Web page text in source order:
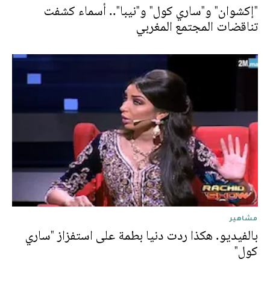
"إكشوان" و"ساري كول" و"نيبا".. أسماء كشفت
تناقضات المجتمع المغربي
مشاهير
بالفيديو. هكذا ردت دنيا بطمة على استفزاز "ساري
كول"